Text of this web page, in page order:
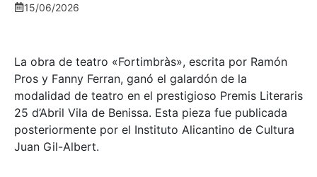
15/06/2026
La obra de teatro «Fortimbràs», escrita por Ramón
Pros y Fanny Ferran, ganó el galardón de la
modalidad de teatro en el prestigioso Premis Literaris
25 d’Abril Vila de Benissa. Esta pieza fue publicada
posteriormente por el Instituto Alicantino de Cultura
Juan Gil-Albert.